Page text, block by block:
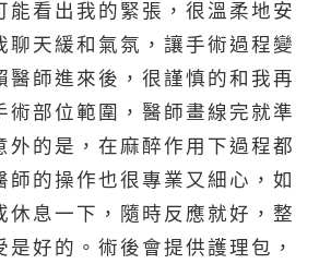
能看出我的緊張，很溫柔地安
聊天緩和氣氛，讓手術過程變
醫師進來後，很謹慎的和我再
術部位範圍，醫師畫線完就準
外的是，在麻醉作用下過程都
師的操作也很專業又細心，如
休息一下，隨時反應就好，整
是好的。術後會提供護理包，